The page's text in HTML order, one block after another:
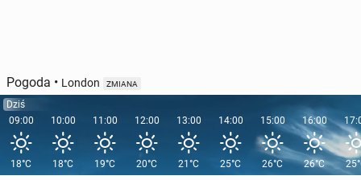
Pogoda • London ZMIANA
Dziś
09:00
18°C
10:00
18°C
11:00
19°C
12:00
20°C
13:00
21°C
14:00
25°C
15:00
26°C
16:00
26°C